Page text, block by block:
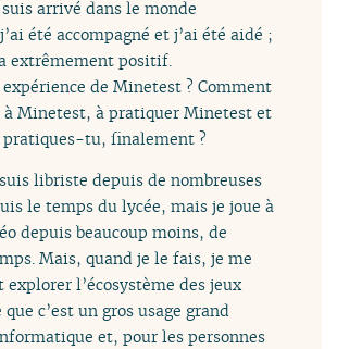
arrivé dans le monde
été accompagné et j’ai été aidé ;
extrêmement positif.
de Minetest ? Comment
Minetest, à pratiquer Minetest et
pratiques-tu, finalement ?
libriste depuis de nombreuses
le temps du lycée, mais je joue à
depuis beaucoup moins, de
Mais, quand je le fais, je me
l’écosystème des jeux
c’est un gros usage grand
et, pour les personnes